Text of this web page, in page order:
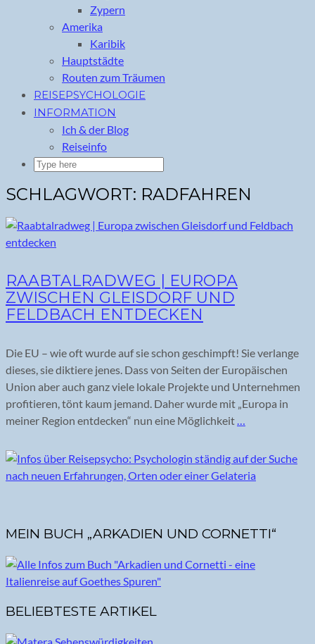
Zypern
Amerika
Karibik
Hauptstädte
Routen zum Träumen
REISEPSYCHOLOGIE
INFORMATION
Ich & der Blog
Reiseinfo
SCHLAGWORT: RADFAHREN
RAABTALRADWEG | EUROPA
ZWISCHEN GLEISDORF UND
FELDBACH ENTDECKEN
Die EU – wie oft wurde auf sie schon geschimpft! Sie verlange
dieses, sie diktiere jenes. Dass von Seiten der Europäischen
Union aber auch ganz viele lokale Projekte und Unternehmen
profitieren, tönt kaum jemand. Daher wurde mit „Europa in
meiner Region entdecken“ nun eine Möglichkeit
MEIN BUCH „ARKADIEN UND CORNETTI“
BELIEBTESTE ARTIKEL